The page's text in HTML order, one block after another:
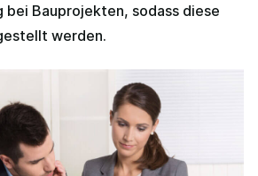
bei Bauprojekten, sodass diese
werden.